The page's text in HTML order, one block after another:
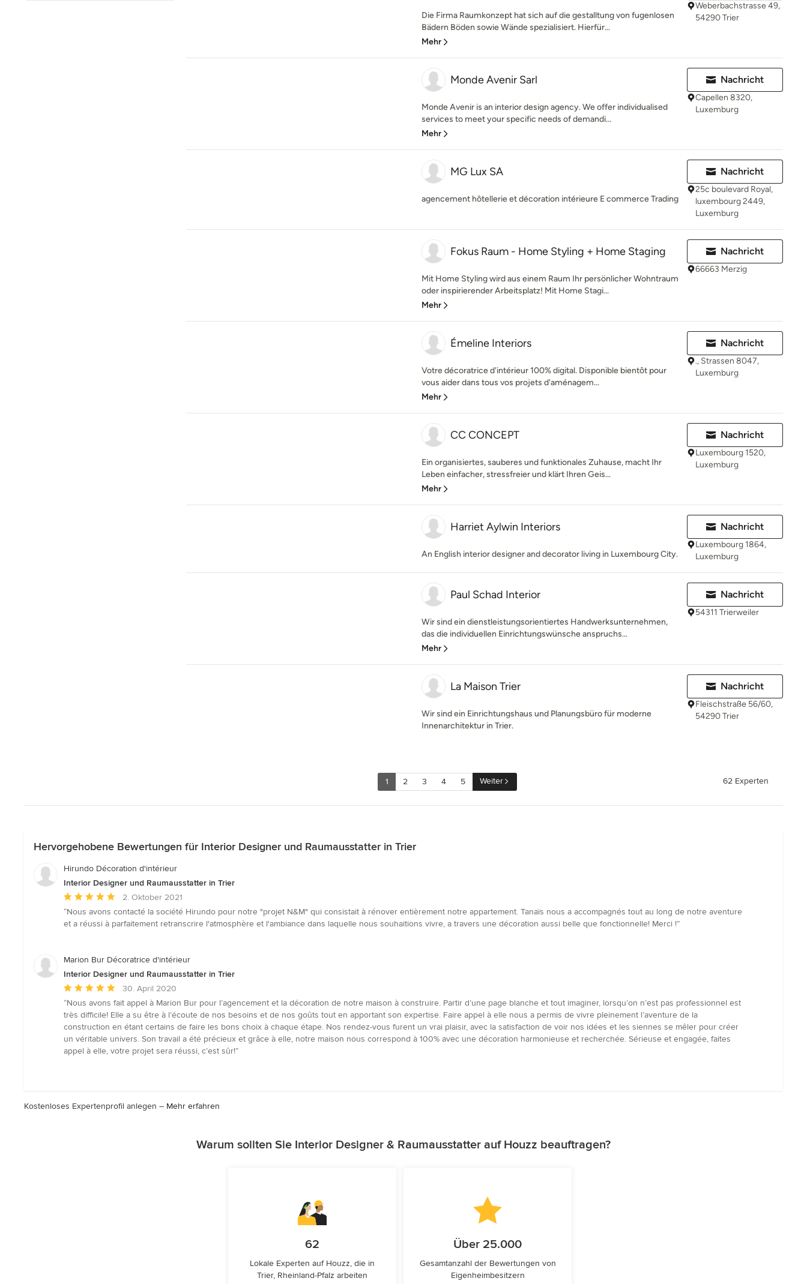
Die Firma Raumkonzept hat sich auf die gestalltung von fugenlosen
Bädern Böden sowie Wände spezialisiert. Hierfür...
Mehr
Weberbachstrasse 49,
54290 Trier
Monde Avenir Sarl
Monde Avenir is an interior design agency. We offer individualised
services to meet your specific needs of demandi...
Mehr
Nachricht
Capellen 8320,
Luxemburg
MG Lux SA
agencement hôtellerie et décoration intérieure E commerce Trading
Nachricht
25c boulevard Royal,
luxembourg 2449,
Luxemburg
Fokus Raum - Home Styling + Home Staging
Mit Home Styling wird aus einem Raum Ihr persönlicher Wohntraum
oder inspirierender Arbeitsplatz! Mit Home Stagi...
Mehr
Nachricht
66663 Merzig
Émeline Interiors
Votre décoratrice d'intérieur 100% digital. Disponible bientôt pour
vous aider dans tous vos projets d'aménagem...
Mehr
Nachricht
., Strassen 8047,
Luxemburg
CC CONCEPT
Ein organisiertes, sauberes und funktionales Zuhause, macht Ihr
Leben einfacher, stressfreier und klärt Ihren Geis...
Mehr
Nachricht
Luxembourg 1520,
Luxemburg
Harriet Aylwin Interiors
An English interior designer and decorator living in Luxembourg City.
Nachricht
Luxembourg 1864,
Luxemburg
Paul Schad Interior
Wir sind ein dienstleistungsorientiertes Handwerksunternehmen,
das die individuellen Einrichtungswünsche anspruchs...
Mehr
Nachricht
54311 Trierweiler
La Maison Trier
Wir sind ein Einrichtungshaus und Planungsbüro für moderne
Innenarchitektur in Trier.
Nachricht
Fleischstraße 56/60,
54290 Trier
1 2 3 4 5 Weiter 62 Experten
Hervorgehobene Bewertungen für Interior Designer und Raumausstatter in Trier
Hirundo Décoration d'intérieur
Interior Designer und Raumausstatter in Trier
Durchschnittliche
Bewertung:
5
Sternen
2. Oktober 2021
“Nous avons contacté la société Hirundo pour notre "projet N&M" qui consistait à rénover entièrement notre appartement. Tanaïs nous a accompagnés tout au long de notre aventure
et a réussi à parfaitement retranscrire l'atmosphère et l'ambiance dans laquelle nous souhaitions vivre, a travers une décoration aussi belle que fonctionnelle! Merci !”
Marion Bur Décoratrice d'intérieur
Interior Designer und Raumausstatter in Trier
Durchschnittliche
Bewertung:
5
von
5
Sternen
30. April 2020
“Nous avons fait appel à Marion Bur pour l’agencement et la décoration de notre maison à construire. Partir d’une page blanche et tout imaginer, lorsqu’on n’est pas professionnel est
très difficile! Elle a su être à l’écoute de nos besoins et de nos goûts tout en apportant son expertise. Faire appel à elle nous a permis de vivre pleinement l’aventure de la
construction en étant certains de faire les bons choix à chaque étape. Nos rendez-vous furent un vrai plaisir, avec la satisfaction de voir nos idées et les siennes se mêler pour créer
un véritable univers. Son travail a été précieux et grâce à elle, notre maison nous correspond à 100% avec une décoration harmonieuse et recherchée. Sérieuse et engagée, faites
appel à elle, votre projet sera réussi, c’est sûr!”
Kostenloses Expertenprofil anlegen – Mehr erfahren
Warum sollten Sie Interior Designer & Raumausstatter auf Houzz beauftragen?
62
Lokale Experten auf Houzz, die in
Trier, Rheinland-Pfalz arbeiten
Über 25.000
Gesamtanzahl der Bewertungen von
Eigenheimbesitzern